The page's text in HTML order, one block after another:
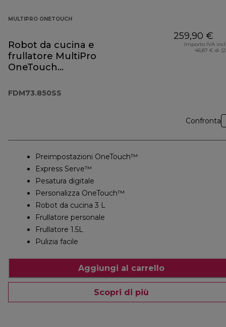
MULTIPRO ONETOUCH
Robot da cucina e
frullatore MultiPro
OneTouch
FDM73.850SS
259,90 €
Importo IVA
46,87 € di
Confronta
Preimpostazioni OneTouch™
Express Serve™
Pesatura digitale
Personalizza OneTouch™
Robot da cucina 3 L
Frullatore personale
Frullatore 1.5L
Pulizia facile
Aggiungi al carrello
Scopri di più